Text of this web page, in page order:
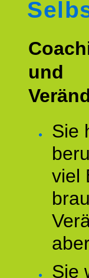
und
Sie
viel
Sie